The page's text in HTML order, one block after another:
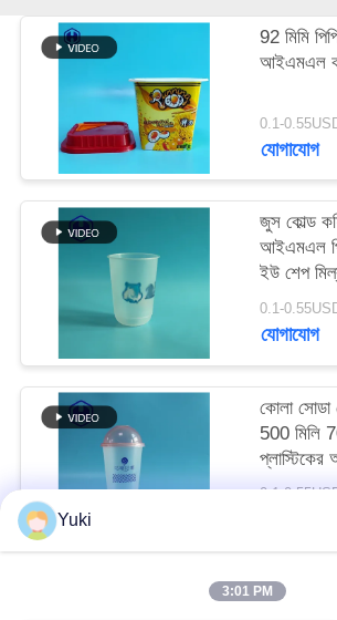
অনুরোধ
করুন
গোপনীয়তা
নীতি
92 মিমি
আইএমএল
0.1-
যোগাযোগ
জুস কোল্ড
আইএমএল
ইউ শেপ
প্লাস্টিক
0.1-
যোগাযোগ
কোলা সোডা
500 মিলি
0.1-
Yuki
3:01 PM